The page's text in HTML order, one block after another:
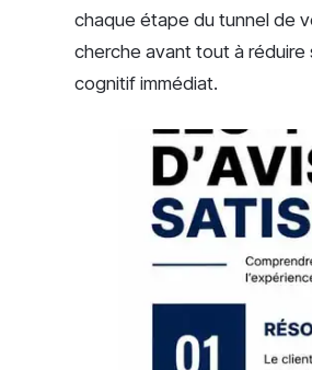
chaque étape du tunnel de
cherche avant tout à réduire
cognitif immédiat.